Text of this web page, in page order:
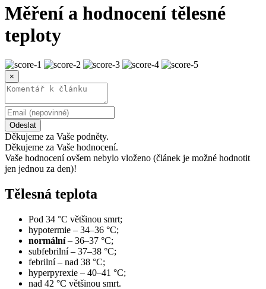
Měření a hodnocení tělesné
teploty
×
Odeslat
Děkujeme za Vaše podněty.
Děkujeme za Vaše hodnocení.
Vaše hodnocení ovšem nebylo vloženo (článek je možné hodnotit
jen jednou za den)!
Tělesná teplota
Pod 34 °C většinou smrt;
hypotermie – 34–36 °C;
normální– 36–37 °C;
subfebrilní – 37–38 °C;
febrilní – nad 38 °C;
hyperpyrexie – 40–41 °C;
nad 42 °C většinou smrt.